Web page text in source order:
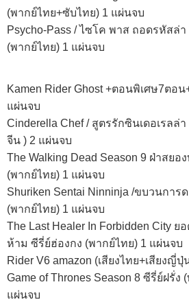
(พากย์ไทย+ซับไทย) 1 แผ่นจบ
Psycho-Pass / ไซโค พาส ถอดรหัสล่า
(พากย์ไทย) 1 แผ่นจบ
Kamen Rider Ghost +ตอนพิเศษ7ตอ
แผ่นจบ
Cinderella Chef / สูตรรักซินเดอเรลล่า
จีน ) 2 แผ่นจบ
The Walking Dead Season 9 ฝ่าสยอ
(พากย์ไทย) 1 แผ่นจบ
Shuriken Sentai Ninninja /ขบวนการ
(พากย์ไทย) 1 แผ่นจบ
The Last Healer In Forbidden City
ห้าม ซีรี่ย์ฮ่องกง (พากย์ไทย) 1 แผ่นจบ
Rider V6 amazon (เสียงไทย+เสียงญี่
Game of Thrones Season 8 ซีรี่ย์ฝรั่ง
แผ่นจบ